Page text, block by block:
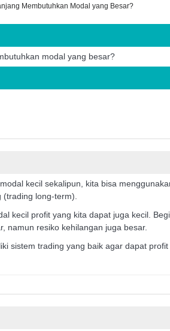
Membutuhkan Modal yang Besar?
modal yang besar?
kecil sekalipun, kita bisa
long-term).
kecil profit yang kita dapat juga kecil.
namun resiko kehilangan juga besar.
sistem trading yang baik agar dapat